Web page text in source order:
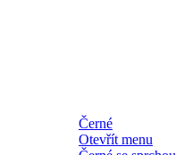
Černé
Otevřít menu